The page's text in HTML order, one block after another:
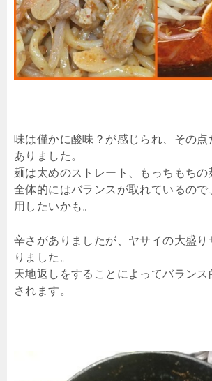
味は僅かに酸味？が感じられ、その点
ありました。
麺は太めのストレート、もっちもちの
全体的にはバランスが取れているので
用したいかも。
辛さがありましたが、ヤサイの大盛り
りました。
天地返しをすることによってバランス
されます。